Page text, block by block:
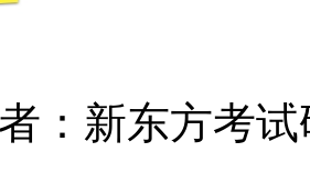
新东方考试